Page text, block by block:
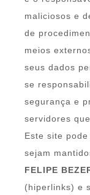
maliciosos e
de
meios
seus dados
se
segurança e
servidores
Este site
sejam
FELIPE
(hiperlinks) e